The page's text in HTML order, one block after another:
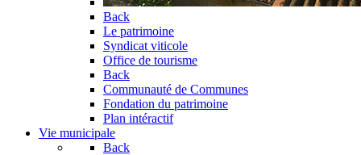
Back
Le patrimoine
Syndicat viticole
Office de tourisme
Back
Communauté de Communes
Fondation du patrimoine
Plan intéractif
Vie municipale
Back